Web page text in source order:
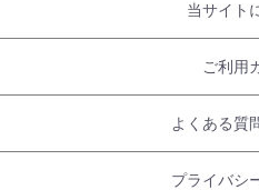
当サイト
ご利用
よくある質
プライバシ